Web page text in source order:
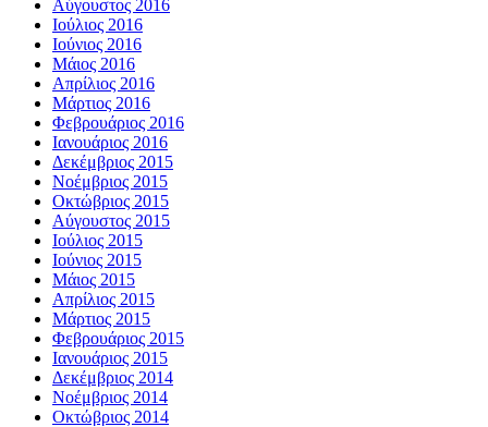
Αύγουστος 2016
Ιούλιος 2016
Ιούνιος 2016
Μάιος 2016
Απρίλιος 2016
Μάρτιος 2016
Φεβρουάριος 2016
Ιανουάριος 2016
Δεκέμβριος 2015
Νοέμβριος 2015
Οκτώβριος 2015
Αύγουστος 2015
Ιούλιος 2015
Ιούνιος 2015
Μάιος 2015
Απρίλιος 2015
Μάρτιος 2015
Φεβρουάριος 2015
Ιανουάριος 2015
Δεκέμβριος 2014
Νοέμβριος 2014
Οκτώβριος 2014